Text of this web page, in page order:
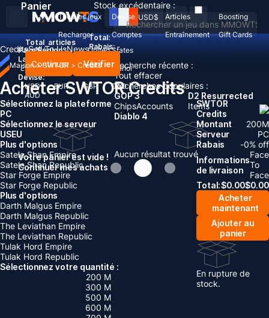
Recherche récente :
Tout effacer
Recherches populaires :
GOP 3
ChipsAccounts
D2 Resurrected
Items
Diablo 4
Aucun résultat trouvé
Tous les jeux Devise Articles
Boosting
Recharger
Comptes Entraînement Gift Cards
USD$
Pays/Région :
United States
Langue:
English Deutsch Français Español
Devise:
USD
EUR GBP
CAD
AUD
Panier
Total articles
Total:
Rabais: -
Continuer Vérifier
Votre panier est vide !
Continuer mes achats
Stock excédentaire :
CreditsSell To UsNews
Maison > SWTOR > Credits
Acheter SWTOR Credits
Sélectionnez la plateforme
PC
Sélectionnez le serveur
USEU
Plus d'options
Satele Shan Empire
Satele Shan Republic
Star Forge Empire
Star Forge Republic
Plus d'options
Darth Malgus Empire
Darth Malgus Republic
The Leviathan Empire
The Leviathan Republic
Tulak Hord Empire
Tulak Hord Republic
Sélectionnez votre quantité :
200 M
300 M
500 M
600 M
SWTOR
Credits
Montant
200M
Serveur
PC
Rabais
-0% off
Informations
de livraison
Face
To
Face
Total:$0.00$0.00
Acheter
maintenant
Ajouter au
panier
En rupture de
stock.